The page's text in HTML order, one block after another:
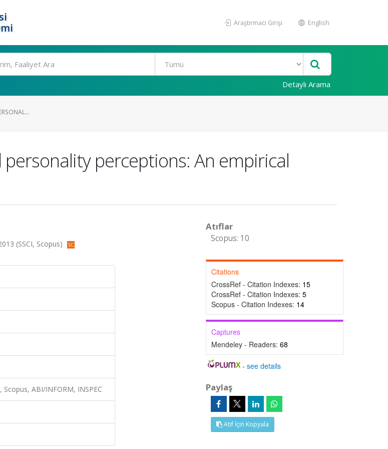
Araştırmacı Girişi English
Detaylı Arama
perceptions: An empirical
(SSCI, Scopus)
Scopus, ABI/INFORM, INSPEC
Atıflar
Scopus: 10
Citations
CrossRef - Citation Indexes: 15
CrossRef - Citation Indexes: 5
Scopus - Citation Indexes: 14
Captures
Mendeley - Readers: 68
-see details
Paylaş
Atıf İçin Kopyala